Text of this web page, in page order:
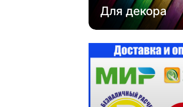
Для декора